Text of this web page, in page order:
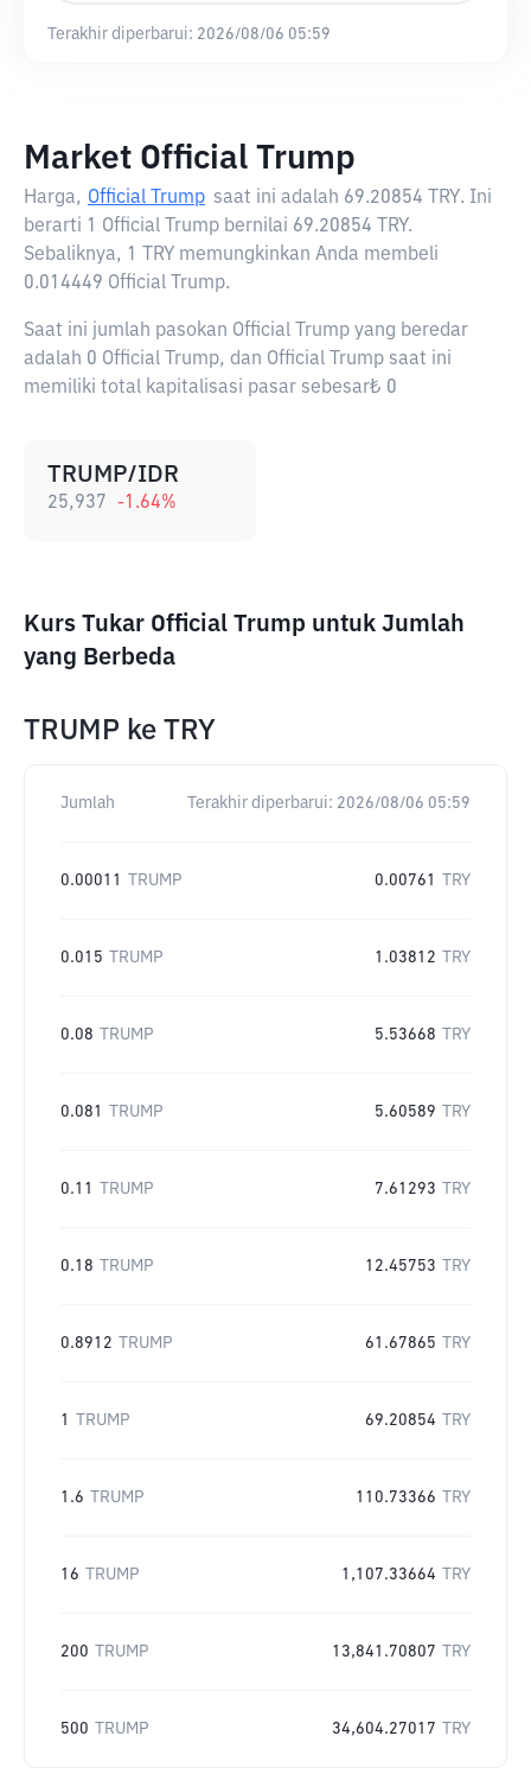
Terakhir diperbarui: 2026/08/06 05:59
Market Official Trump
Harga, Official Trump saat ini adalah 69.20854 TRY. Ini
berarti 1 Official Trump bernilai 69.20854 TRY.
Sebaliknya, 1 TRY memungkinkan Anda membeli
0.014449 Official Trump.
Saat ini jumlah pasokan Official Trump yang beredar
adalah 0 Official Trump, dan Official Trump saat ini
memiliki total kapitalisasi pasar sebesar₺ 0
TRUMP/IDR
25,937 -1.64%
Kurs Tukar Official Trump untuk Jumlah
yang Berbeda
TRUMP ke TRY
Jumlah Terakhir diperbarui: 2026/08/06 05:59
0.00011 TRUMP 0.00761 TRY
0.015 TRUMP 1.03812 TRY
0.08 TRUMP 5.53668 TRY
0.081 TRUMP 5.60589 TRY
0.11 TRUMP 7.61293 TRY
0.18 TRUMP 12.45753 TRY
0.8912 TRUMP 61.67865 TRY
1 TRUMP 69.20854 TRY
1.6 TRUMP 110.73366 TRY
16 TRUMP 1,107.33664 TRY
200 TRUMP 13,841.70807 TRY
500 TRUMP 34,604.27017 TRY